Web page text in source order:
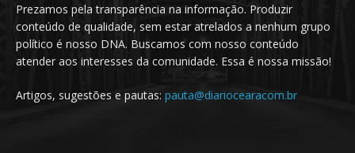
Prezamos pela transparência na informação. Produzir
conteúdo de qualidade, sem estar atrelados a nenhum grupo
político é nosso DNA. Buscamos com nosso conteúdo
atender aos interesses da comunidade. Essa é nossa missão!
Artigos, sugestões e pautas: pauta@diariocearacom.br